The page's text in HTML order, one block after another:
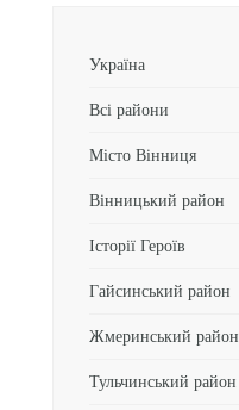
Україна
Всі райони
Місто Вінниця
Вінницький район
Історії Героїв
Гайсинський район
Жмеринський район
Тульчинський район